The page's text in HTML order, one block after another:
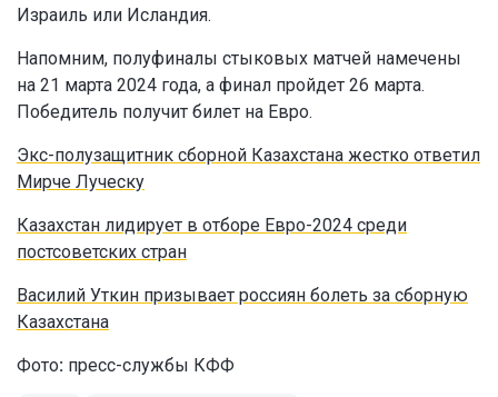
Израиль или Исландия.
Напомним, полуфиналы стыковых матчей намечены
на 21 марта 2024 года, а финал пройдет 26 марта.
Победитель получит билет на Евро.
Экс-полузащитник сборной Казахстана жестко ответил
Мирче Луческу
Казахстан лидирует в отборе Евро-2024 среди
постсоветских стран
Василий Уткин призывает россиян болеть за сборную
Казахстана
Фото: пресс-службы КФФ